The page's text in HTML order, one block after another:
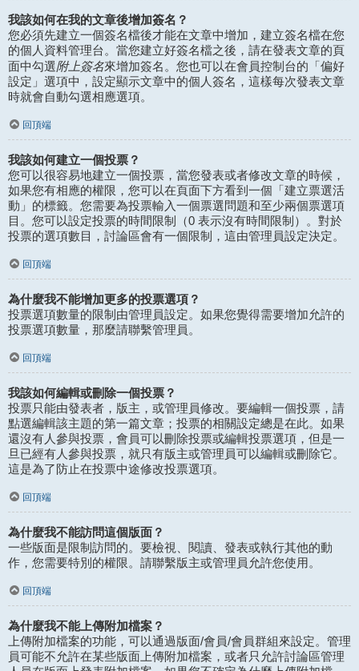
我該如何在我的文章後增加簽名？
您必須先建立一個簽名檔後才能在文章中增加，建立簽名檔在您
的個人資料管理台。當您建立好簽名檔之後，請在發表文章的頁
面中勾選附上簽名來增加簽名。您也可以在會員控制台的「偏好
設定」選項中，設定顯示文章中的個人簽名，這樣每次發表文章
時就會自動勾選相應選項。
回頂端
我該如何建立一個投票？
您可以很容易地建立一個投票，當您發表或者修改文章的時候，
如果您有相應的權限，您可以在頁面下方看到一個「建立票選活
動」的標籤。您需要為投票輸入一個票選問題和至少兩個票選項
目。您可以設定投票的時間限制（0 表示沒有時間限制）。對於
投票的選項數目，討論區會有一個限制，這由管理員設定決定。
回頂端
為什麼我不能增加更多的投票選項？
投票選項數量的限制由管理員設定。如果您覺得需要增加允許的
投票選項數量，那麼請聯繫管理員。
回頂端
我該如何編輯或刪除一個投票？
投票只能由發表者，版主，或管理員修改。要編輯一個投票，請
點選編輯該主題的第一篇文章；投票的相關設定總是在此。如果
還沒有人參與投票，會員可以刪除投票或編輯投票選項，但是一
旦已經有人參與投票，就只有版主或管理員可以編輯或刪除它。
這是為了防止在投票中途修改投票選項。
回頂端
為什麼我不能訪問這個版面？
一些版面是限制訪問的。要檢視、閱讀、發表或執行其他的動
作，您需要特別的權限。請聯繫版主或管理員允許您使用。
回頂端
為什麼我不能上傳附加檔案？
上傳附加檔案的功能，可以通過版面/會員/會員群組來設定。管理
員可能不允許在某些版面上傳附加檔案，或者只允許討論區管理